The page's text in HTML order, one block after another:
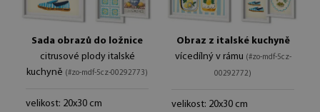
Sada obrazů do ložnice
citrusové plody italské
kuchyně (#zo-mdf-5cz-00292773)
velikost: 20x30 cm
Obraz z italské kuchyně
vícedílný v rámu (#zo-mdf-5cz-
00292772)
velikost: 20x30 cm